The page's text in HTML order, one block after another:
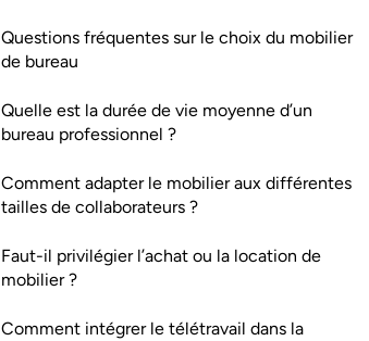
Questions fréquentes sur le choix du mobilier
de bureau
Quelle est la durée de vie moyenne d’un
bureau professionnel ?
Comment adapter le mobilier aux différentes
tailles de collaborateurs ?
Faut-il privilégier l’achat ou la location de
mobilier ?
Comment intégrer le télétravail dans la